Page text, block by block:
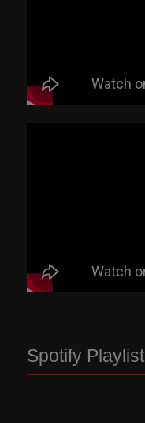
Spotify Playlist